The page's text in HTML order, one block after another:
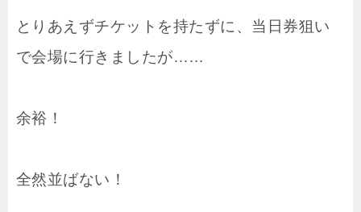
とりあえずチケットを持たずに、当日券狙い
で会場に行きましたが……
余裕！
全然並ばない！